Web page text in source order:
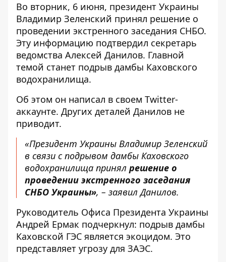
Во вторник, 6 июня, президент Украины
Владимир Зеленский принял решение о
проведении экстренного заседания СНБО.
Эту информацию подтвердил секретарь
ведомства Алексей Данилов. Главной
темой станет подрыв дамбы Каховского
водохранилища.
Об этом он написал в своем Twitter-
аккаунте. Других деталей Данилов не
приводит.
«Президент Украины Владимир Зеленский
в связи с подрывом дамбы Каховского
водохранилища принял решение о
проведении экстренного заседания
СНБО Украины», – заявил Данилов.
Руководитель Офиса Президента Украины
Андрей Ермак подчеркнул: подрыв дамбы
Каховской ГЭС является экоцидом. Это
представляет угрозу для ЗАЭС.